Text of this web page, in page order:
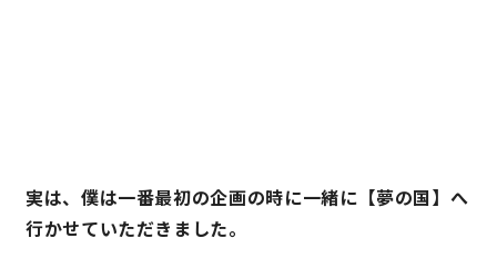
実は、僕は一番最初の企画の時に一緒に【夢の国】へ
行かせていただきました。